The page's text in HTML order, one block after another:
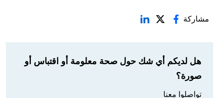
مشاركة
هل لديكم أي شك حول صحة معلومة أو اقتباس أو
صورة؟
تواصلوا معنا